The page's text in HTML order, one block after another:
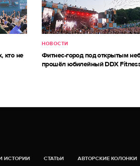
кто не
НОВОСТИ
Фитнес-город под открытым
прошёл юбилейный DDX
ИСТОРИИ СТАТЬИ АВТОРСКИЕ КОЛОНКИ